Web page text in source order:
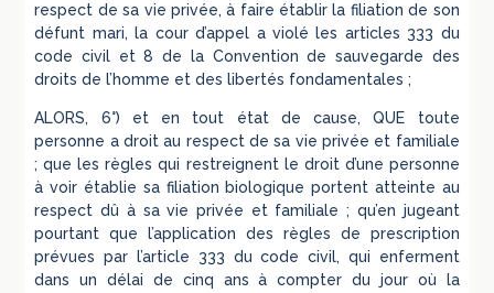
respect de sa vie privée, à faire établir la filiation de son
défunt mari, la cour d’appel a violé les articles 333 du
code civil et 8 de la Convention de sauvegarde des
droits de l’homme et des libertés fondamentales ;
ALORS, 6°) et en tout état de cause, QUE toute
personne a droit au respect de sa vie privée et familiale
; que les règles qui restreignent le droit d’une personne
à voir établie sa filiation biologique portent atteinte au
respect dû à sa vie privée et familiale ; qu’en jugeant
pourtant que l’application des règles de prescription
prévues par l’article 333 du code civil, qui enferment
dans un délai de cinq ans à compter du jour où la